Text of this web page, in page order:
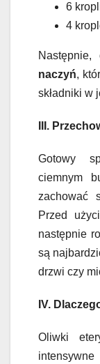
6
4
Następnie,
naczyń,
składniki w
III.
Gotowy
ciemnym
zachować
Przed
następnie
są
drzwi czy
IV.
Oliwki